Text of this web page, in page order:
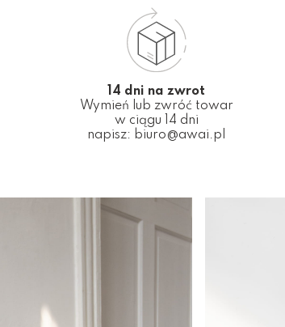
14 dni na zwrot
Wymień lub zwróć towar
w ciągu 14 dni
napisz: biuro@awai.pl